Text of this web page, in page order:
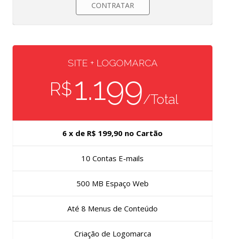
CONTRATAR
SITE + LOGOMARCA
R$1.199/Total
6 x de R$ 199,90 no Cartão
10 Contas E-mails
500 MB Espaço Web
Até 8 Menus de Conteúdo
Criação de Logomarca